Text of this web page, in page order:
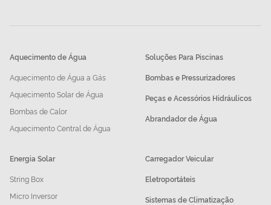
Aquecimento de Água
Aquecimento de Água a Gás
Aquecimento Solar de Água
Bombas de Calor
Aquecimento Central de Água
Soluções Para Piscinas
Bombas e Pressurizadores
Peças e Acessórios Hidráulicos
Abrandador de Água
Energia Solar
String Box
Micro Inversor
Carregador Veicular
Eletroportáteis
Sistemas de Climatização